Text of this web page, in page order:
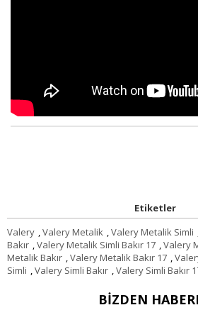
Etiketler
Valery ,Valery Metalik ,Valery Metalik Simli
Bakır ,Valery Metalik Simli Bakır 17 ,Valery
Metalik Bakır ,Valery Metalik Bakır 17 ,
Simli ,Valery Simli Bakır ,Valery Simli Bakır
BIZDEN